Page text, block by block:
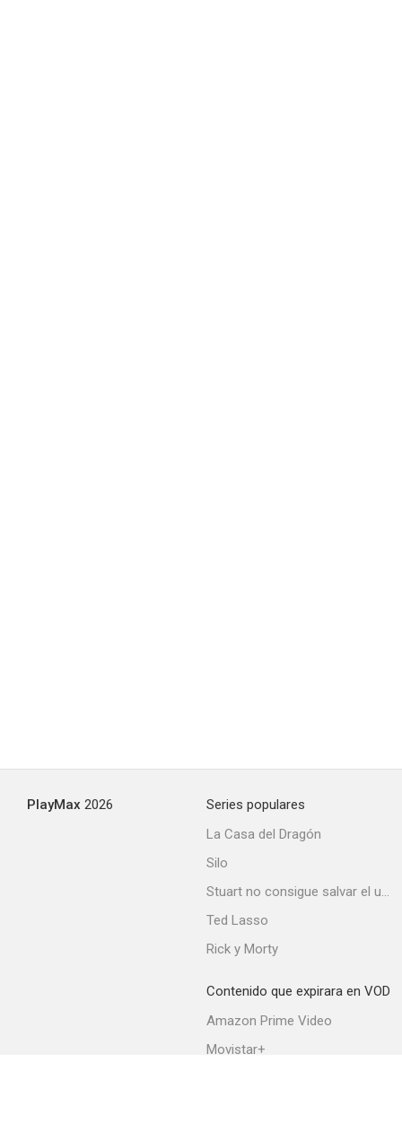
PlayMax 2026
Series populares
La Casa del Dragón
Silo
Stuart no consigue salvar el universo
Ted Lasso
Rick y Morty
Contenido que expirara en VOD
Amazon Prime Video
Movistar+